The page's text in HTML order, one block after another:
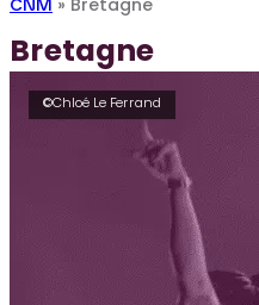
CNM » Bretagne
Bretagne
©Chloé Le Ferrand